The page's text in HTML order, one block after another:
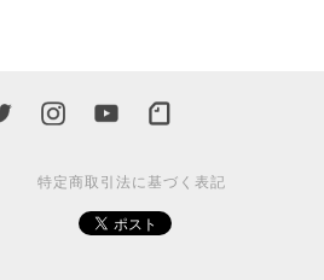
特定商取引法に基づく表記